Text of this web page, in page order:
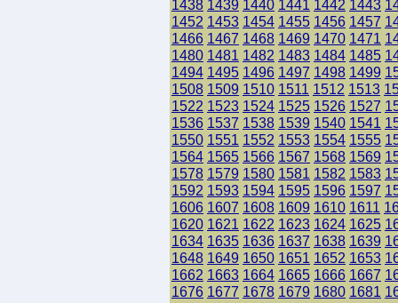
1438 1439 1440 1441 1442 1443
1452 1453 1454 1455 1456 1457
1466 1467 1468 1469 1470 1471
1480 1481 1482 1483 1484 1485
1494 1495 1496 1497 1498 1499
1508 1509 1510 1511 1512 1513
1522 1523 1524 1525 1526 1527
1536 1537 1538 1539 1540 1541
1550 1551 1552 1553 1554 1555
1564 1565 1566 1567 1568 1569
1578 1579 1580 1581 1582 1583
1592 1593 1594 1595 1596 1597
1606 1607 1608 1609 1610 1611
1620 1621 1622 1623 1624 1625
1634 1635 1636 1637 1638 1639
1648 1649 1650 1651 1652 1653
1662 1663 1664 1665 1666 1667
1676 1677 1678 1679 1680 1681